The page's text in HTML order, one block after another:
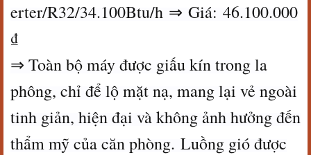
erter/R32/34.100Btu/h ⇒ Giá: 46.100.000
₫
⇒ Toàn bộ máy được giấu kín trong la
phông, chỉ để lộ mặt nạ, mang lại vẻ ngoài
tinh giản, hiện đại và không ảnh hưởng đến
thẩm mỹ của căn phòng. Luồng gió được